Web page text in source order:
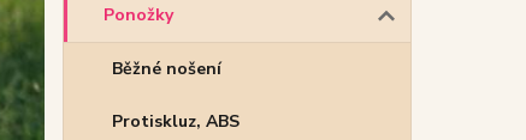
Ponožky
Běžné nošení
Protiskluz, ABS